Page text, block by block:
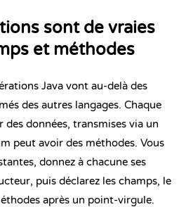
sont de vraies
et méthodes
Java vont au-delà des
des autres langages. Chaque
données, transmises via un
peut avoir des méthodes. Vous
donnez à chacune ses
puis déclarez les champs, le
après un point-virgule.